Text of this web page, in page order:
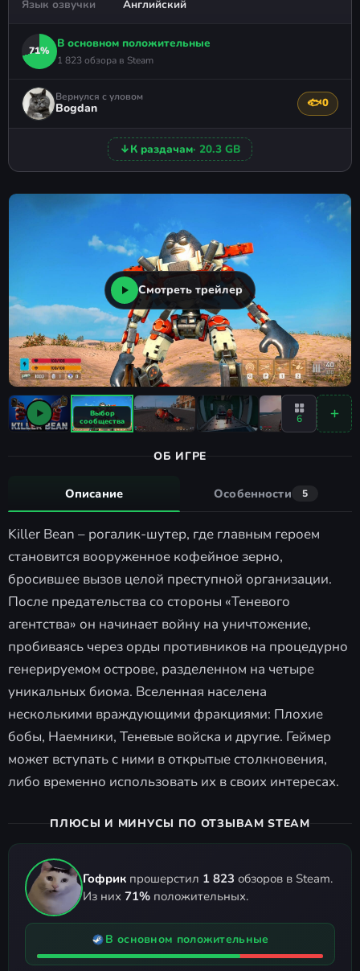
Язык озвучки
Английский
71%
В основном положительные
1 823 обзора в Steam
Вернулся с уловом
Bogdan 🐟0
↓К раздачам· 20.3 GB
Смотреть трейлер
6
ОБ ИГРЕ
Описание Особенности 5
Killer Bean – рогалик-шутер, где главным героем
становится вооруженное кофейное зерно,
бросившее вызов целой преступной организации.
После предательства со стороны «Теневого
агентства» он начинает войну на уничтожение,
пробиваясь через орды противников на процедурно
генерируемом острове, разделенном на четыре
уникальных биома. Вселенная населена
несколькими враждующими фракциями: Плохие
бобы, Наемники, Теневые войска и другие. Геймер
может вступать с ними в открытые столкновения,
либо временно использовать их в своих интересах.
ПЛЮСЫ И МИНУСЫ ПО ОТЗЫВАМ STEAM
Гофрик прошерстил 1 823 обзоров в Steam.
Из них 71% положительных.
В основном положительные